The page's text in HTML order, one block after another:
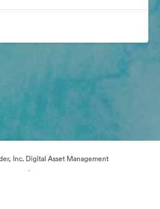
Inc. Digital Asset Management
·